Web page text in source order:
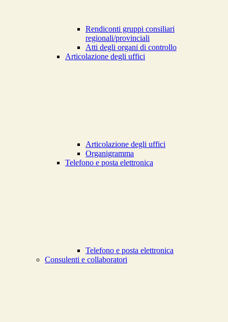
Rendiconti gruppi consiliari
regionali/provinciali
Atti degli organi di controllo
Articolazione degli uffici
Articolazione degli uffici
Organigramma
Telefono e posta elettronica
Telefono e posta elettronica
Consulenti e collaboratori